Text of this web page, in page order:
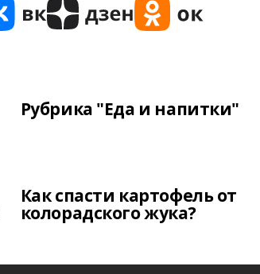
Рубрика "Еда и напитки"
Как спасти картофель от
колорадского жука?